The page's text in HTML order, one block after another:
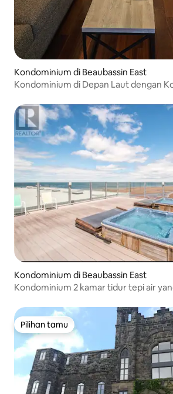
Kondominium di Beaubassin East
Kondominium di Depan Laut dengan
Kondominium di Beaubassin East
Kondominium 2 kamar tidur tepi air
Pilihan tamu
Pilihan tamu